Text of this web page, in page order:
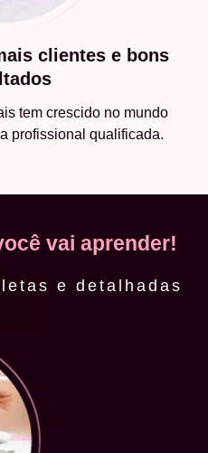
clientes e bons
tem crescido no mundo
profissional qualificada.
vai aprender!
e detalhadas